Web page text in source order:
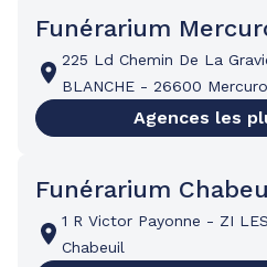
Funérarium
225 Ld Chemin De La
BLANCHE - 26600
Agences les
Funérarium
1 R Victor Payonne - ZI
Chabeuil